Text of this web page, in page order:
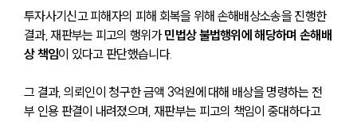
센터소개
대륜의 강점
글로벌 파트너 로펌
고객의 소리
통합검색
투자사기신고 피해자의 피해 회복을 위해 손해배상소송을 진행한
결과, 재판부는 피고의 행위가 민법상 불법행위에 해당하며 손해배
상 책임이 있다고 판단했습니다.
그 결과, 의뢰인이 청구한 금액 3억원에 대해 배상을 명령하는 전
부 인용 판결이 내려졌으며, 재판부는 피고의 책임이 중대하다고